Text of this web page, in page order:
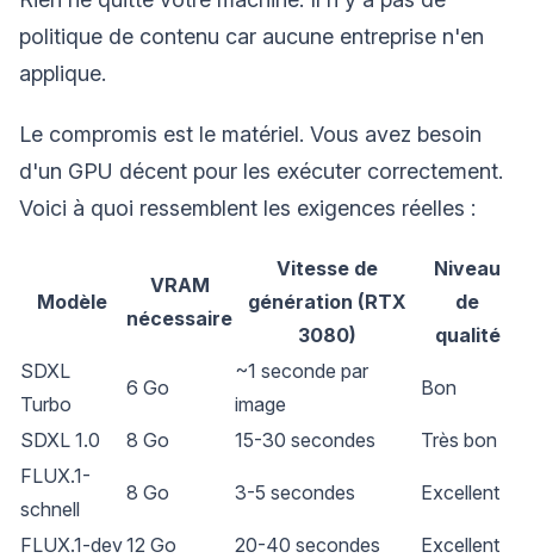
politique de contenu car aucune entreprise n'en
applique.
Le compromis est le matériel. Vous avez besoin
d'un GPU décent pour les exécuter correctement.
Voici à quoi ressemblent les exigences réelles :
Modèle
VRAM
nécessaire
Vitesse de
génération (RTX
3080)
Niveau
de
qualité
SDXL
Turbo
6 Go
~1 seconde par
image
Bon
SDXL 1.0 8 Go 15-30 secondes
Très bon
FLUX.1-
schnell
8 Go 3-5 secondes Excellent
FLUX.1-dev12 Go 20-40 secondes
Excellent